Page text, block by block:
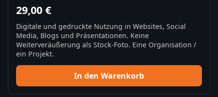
29,00 €
Digitale und gedruckte Nutzung in Websites, Social
Media, Blogs und Präsentationen. Keine
Weiterveräußerung als Stock-Foto. Eine Organisation /
ein Projekt.
In den Warenkorb